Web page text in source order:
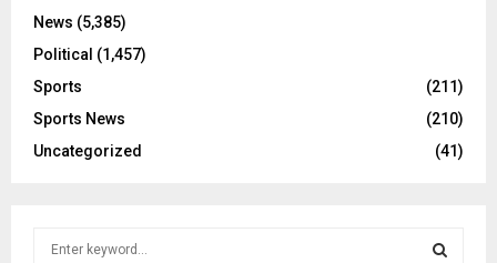
News (5,385)
Political (1,457)
Sports
(211)
Sports News
(210)
Uncategorized
(41)